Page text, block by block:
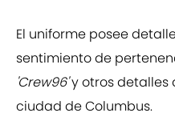
El uniforme posee
sentimiento de
'Crew96'y otros detalles
ciudad de Columbus.